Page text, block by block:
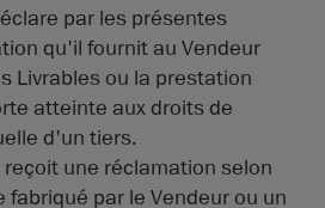
par les présentes
qu'il fournit au Vendeur
Livrables ou la prestation
atteinte aux droits de
d'un tiers.
une réclamation selon
fabriqué par le Vendeur ou un